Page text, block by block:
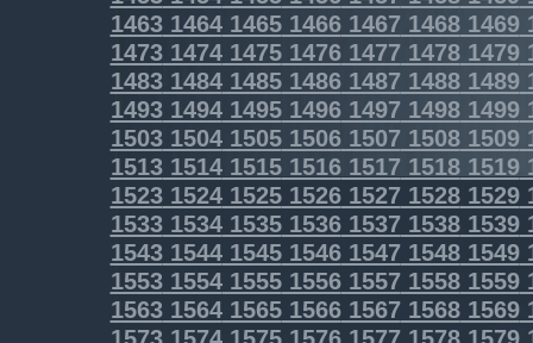
14631464146514661467 14681469
14731474147514761477 14781479
14831484148514861487 14881489
14931494149514961497 14981499
15031504150515061507 15081509
15131514151515161517 15181519
1523152415251526152715281529
1533153415351536153715381539
1543154415451546154715481549
1553155415551556155715581559
1563156415651566156715681569